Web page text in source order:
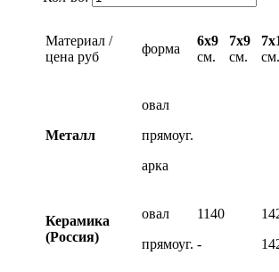
Материал /
цена руб
форма
6х9
см.
7х9
см.
см.
Металл
овал
прямоуг.
арка
Керамика
(Россия)
овал
прямоуг.
1140
-